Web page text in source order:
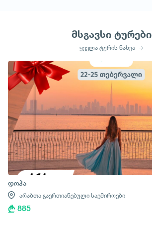
მსგავსი ტურები
ყველა ტურის ნახვა
დოჰა
არაბთა გაერთიანებული საემიროები
885